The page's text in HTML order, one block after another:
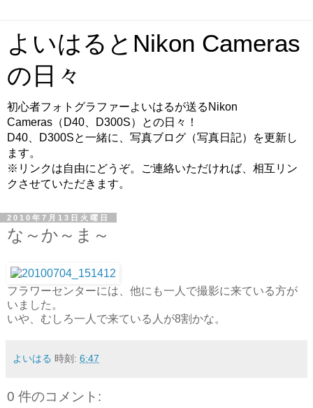
よいはるとNikon Cameras
の日々
初心者フォトグラファーよいはるが送るNikon
Cameras（D40、D300S）との日々！
D40、D300Sと一緒に、写真ブログ（写真日記）を更新し
ます。
※リンクは自由にどうぞ。ご連絡いただければ、相互リン
クさせていただきます。
2010年7月13日火曜日
な～か～ま～
フラワーセンターには、他にも一人で撮影に来ている方が
いました。
いや、むしろ一人で来ている人が8割かな。
よいはる 時刻: 6:47
0 件のコメント: